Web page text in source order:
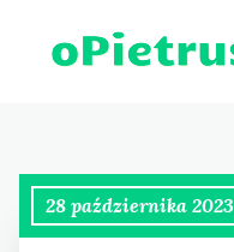
28 października 2023